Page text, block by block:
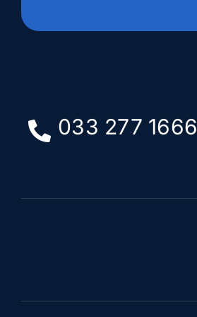
033 277 1666